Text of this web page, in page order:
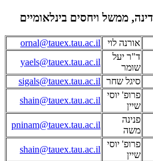
ממשל ויחסים בינלאומיים
אורנה לוי
ornal@tauex.tau.ac.il
ד"ר יעל
שומר
yaels@tauex.tau.ac.il
סיגל שחר
sigals@tauex.tau.ac.il
פרופ' יוסי
שיין
shain@tauex.tau.ac.il
פנינה
משה
pninam@tauex.tau.ac.il
פרופ' יוסי
שיין
shain@tauex.tau.ac.il